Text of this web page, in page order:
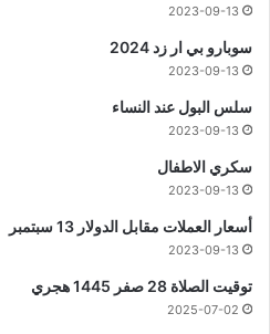
2023-09-13
سوبارو بي ار زد 2024
2023-09-13
سلس البول عند النساء
2023-09-13
سكري الاطفال
2023-09-13
أسعار العملات مقابل الدولار 13 سبتمبر
2023-09-13
توقيت الصلاة 28 صفر 1445 هجري
2025-07-02